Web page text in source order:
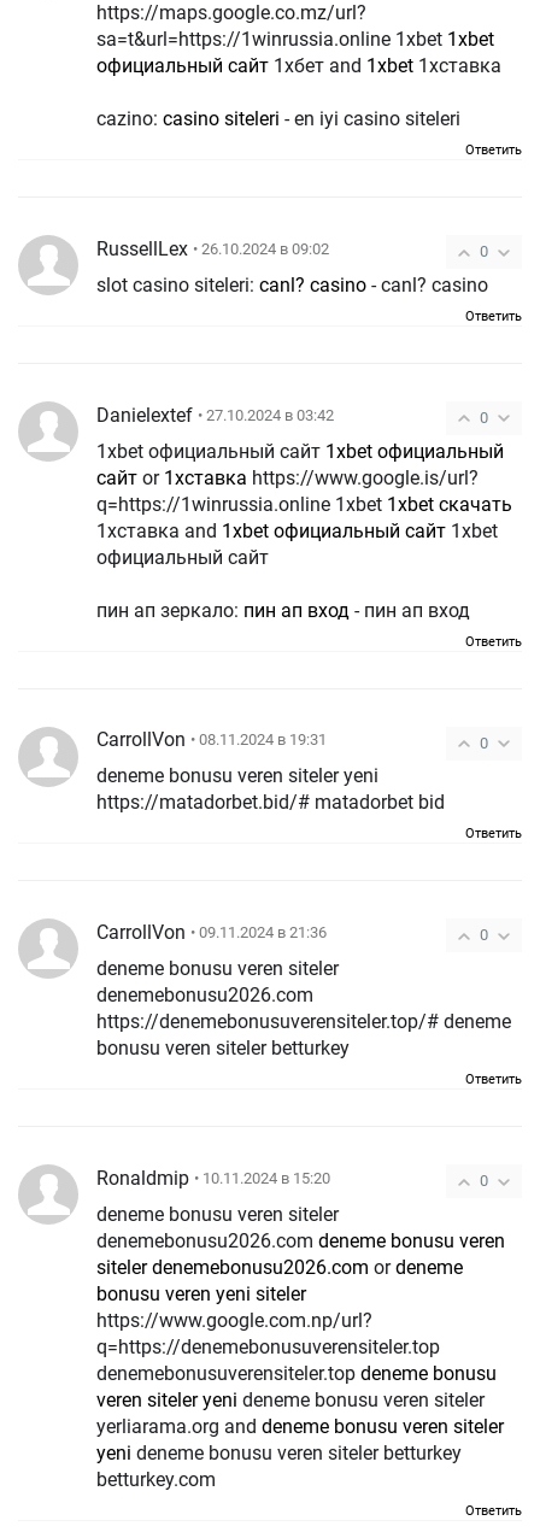
https://maps.google.co.mz/url?
sa=t&url=https://1winrussia.online 1xbet 1xbet
официальный сайт 1хбет and 1xbet 1хставка
cazino: casino siteleri - en iyi casino siteleri
Ответить
0
RussellLex • 26.10.2024 в 09:02
slot casino siteleri: canl? casino - canl? casino
Ответить
0
Danielextef • 27.10.2024 в 03:42
1xbet официальный сайт 1xbet официальный
сайт or 1хставка
q=https://1winrussia.online 1xbet 1xbet скачать
1хставка and 1xbet официальный сайт 1xbet
официальный сайт
пин ап зеркало: пин ап вход - пин ап вход
Ответить
0
CarrollVon • 08.11.2024 в 19:31
deneme bonusu veren siteler yeni
https://matadorbet.bid/# matadorbet bid
Ответить
0
CarrollVon • 09.11.2024 в 21:36
deneme bonusu veren siteler
denemebonusu2026.com
https://denemebonusuverensiteler.top/# deneme
bonusu veren siteler betturkey
Ответить
0
Ronaldmip • 10.11.2024 в 15:20
deneme bonusu veren siteler
denemebonusu2026.com deneme bonusu veren
siteler denemebonusu2026.com ordeneme
bonusu veren yeni siteler
https://www.google.com.np/url?
q=https://denemebonusuverensiteler.top
denemebonusuverensiteler.top deneme bonusu
veren siteler yeni deneme bonusu veren siteler
yerliarama.org and deneme bonusu veren siteler
yeni deneme bonusu veren siteler betturkey
betturkey.com
Ответить